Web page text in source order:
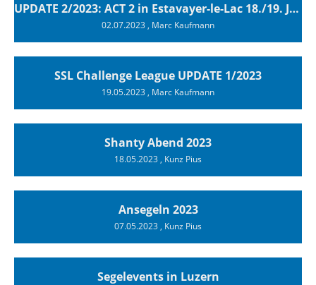
UPDATE 2/2023: ACT 2 in Estavayer-le-Lac 18./19. Juni 2023
02.07.2023, Marc Kaufmann
SSL Challenge League UPDATE 1/2023
19.05.2023, Marc Kaufmann
Shanty Abend 2023
18.05.2023, Kunz Pius
Ansegeln 2023
07.05.2023, Kunz Pius
Segelevents in Luzern